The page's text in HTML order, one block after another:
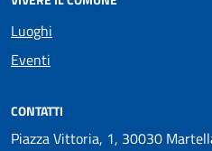
Luoghi
Eventi
CONTATTI
Piazza Vittoria, 1, 30030